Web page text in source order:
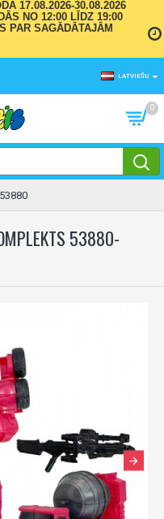
17.08.2026-30.08.2026
NO 12:00 LĪDZ 19:00
PAR SAGĀDĀTAJĀM
LATVIEŠU
0
53880-